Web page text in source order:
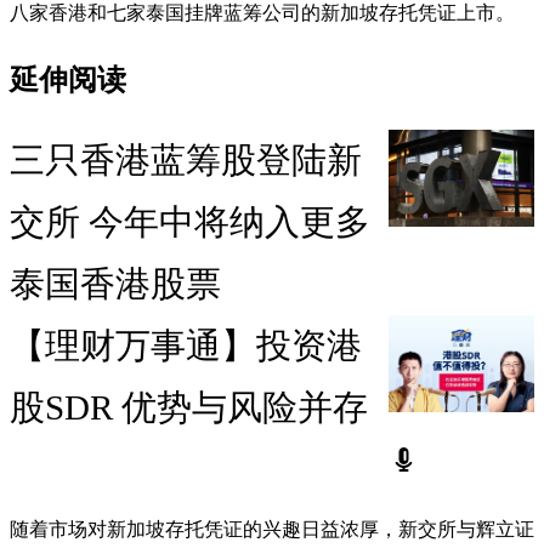
八家香港和七家泰国挂牌蓝筹公司的新加坡存托凭证上市。
延伸阅读
三只香港蓝筹股登陆新
交所 今年中将纳入更多
泰国香港股票
【理财万事通】投资港
股SDR 优势与风险并存
随着市场对新加坡存托凭证的兴趣日益浓厚，新交所与辉立证